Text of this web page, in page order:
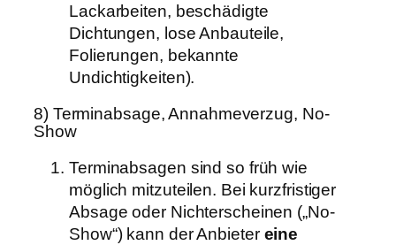
Lackarbeiten, beschädigte
Dichtungen, lose Anbauteile,
Folierungen, bekannte
Undichtigkeiten).
8) Terminabsage, Annahmeverzug, No-
Show
Terminabsagen sind so früh wie
möglich mitzuteilen. Bei kurzfristiger
Absage oder Nichterscheinen („No-
Show“) kann der Anbieter eine